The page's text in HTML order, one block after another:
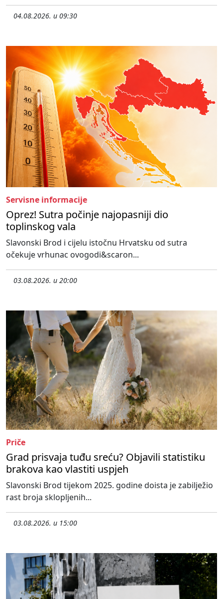
04.08.2026. u 09:30
Servisne informacije
Oprez! Sutra počinje najopasniji dio
toplinskog vala
Slavonski Brod i cijelu istočnu Hrvatsku od sutra
očekuje vrhunac ovogodi&scaron...
03.08.2026. u 20:00
Priče
Grad prisvaja tuđu sreću? Objavili statistiku
brakova kao vlastiti uspjeh
Slavonski Brod tijekom 2025. godine doista je zabilježio
rast broja sklopljenih...
03.08.2026. u 15:00